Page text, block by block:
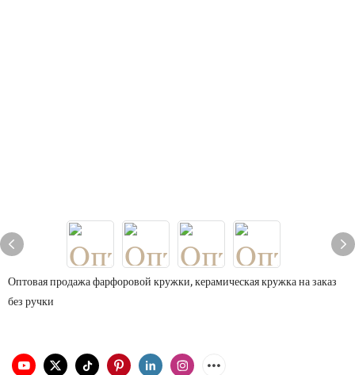
Оптовая продажа фарфоровой кружки, керамическая кружка на заказ
без ручки